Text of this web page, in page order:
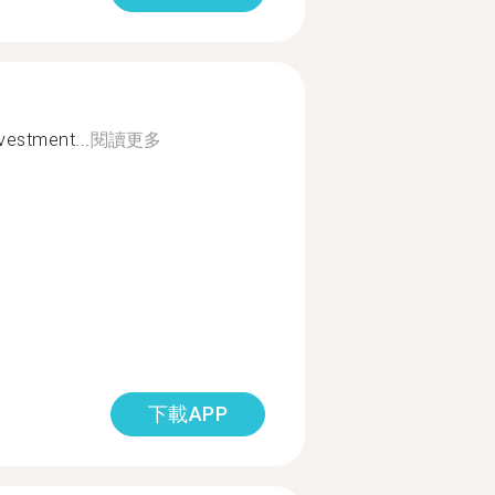
閱讀更多
下載APP